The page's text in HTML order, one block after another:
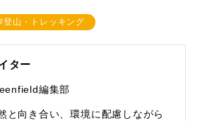
登山・トレッキング
ター
編集部
と向き合い、環境に配慮しながら